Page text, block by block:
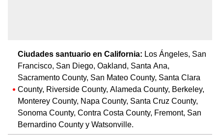
Ciudades santuario en California: Los Ángeles, San
Francisco, San Diego, Oakland, Santa Ana,
Sacramento County, San Mateo County, Santa Clara
County, Riverside County, Alameda County, Berkeley,
Monterey County, Napa County, Santa Cruz County,
Sonoma County, Contra Costa County, Fremont, San
Bernardino County y Watsonville.